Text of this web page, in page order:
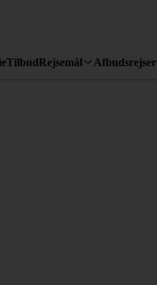
TilbudRejsemål Afbudsrejser